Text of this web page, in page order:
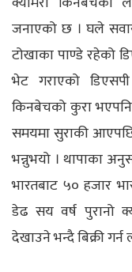
जनाएको छ । घले
टोखाका पाण्डे रहेको
भेट गराएको
किनबेचको कुरा भएपनि
समयमा सुराकी आएपछि
भन्नुभयो । थापाका
भारतबाट ५० हजार
डेढ सय वर्ष पुरानो
देखाउने भन्दै बिक्री गर्न